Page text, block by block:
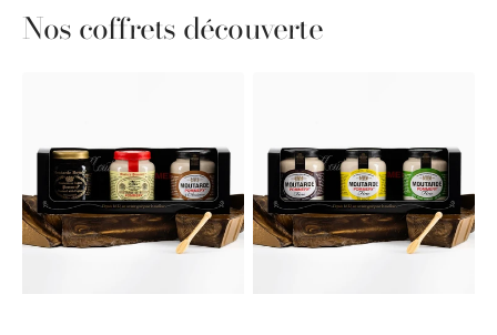
Nos coffrets découverte
fines
Pommery®